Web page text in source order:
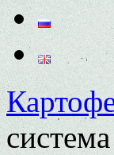
система